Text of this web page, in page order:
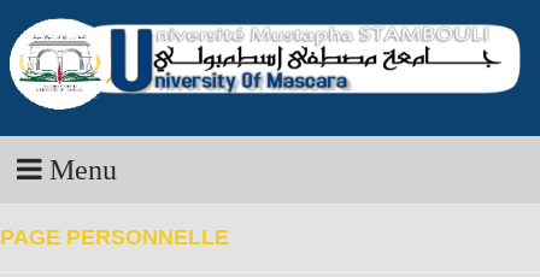
Menu
PAGE PERSONNELLE